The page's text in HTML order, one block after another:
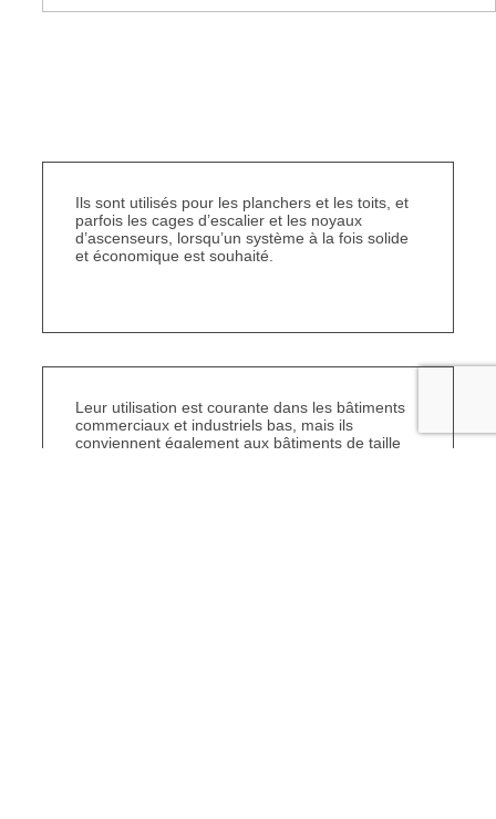
Ils sont utilisés pour les planchers et les toits, et
parfois les cages d’escalier et les noyaux
d’ascenseurs, lorsqu’un système à la fois solide
et économique est souhaité.
Leur utilisation est courante dans les bâtiments
commerciaux et industriels bas, mais ils
conviennent également aux bâtiments de taille